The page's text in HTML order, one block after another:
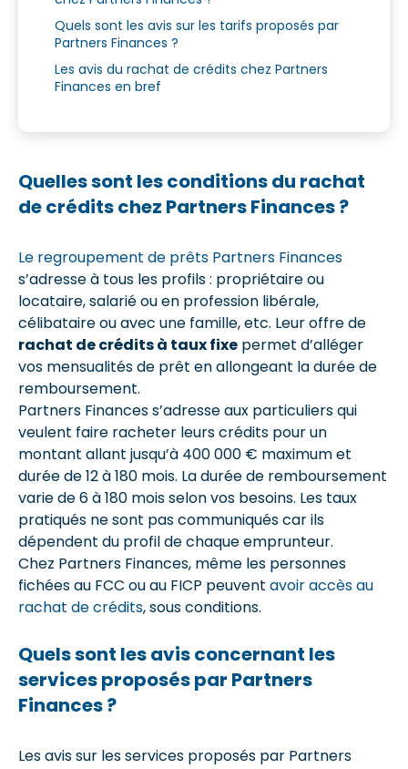
Quels sont les avis sur les tarifs proposés par
Partners Finances ?
Les avis du rachat de crédits chez Partners
Finances en bref
Quelles sont les conditions du rachat
de crédits chez Partners Finances ?
Le regroupement de prêts Partners Finances
s’adresse à tous les profils : propriétaire ou
locataire, salarié ou en profession libérale,
célibataire ou avec une famille, etc. Leur offre de
rachat de crédits à taux fixe permet d’alléger
vos mensualités de prêt en allongeant la durée de
remboursement.
Partners Finances s’adresse aux particuliers qui
veulent faire racheter leurs crédits pour un
montant allant jusqu’à 400 000 € maximum et
durée de 12 à 180 mois. La durée de remboursement
varie de 6 à 180 mois selon vos besoins. Les taux
pratiqués ne sont pas communiqués car ils
dépendent du profil de chaque emprunteur.
Chez Partners Finances, même les personnes
fichées au FCC ou au FICP peuvent avoir accès au
rachat de crédits, sous conditions.
Quels sont les avis concernant les
services proposés par Partners
Finances ?
Les avis sur les services proposés par Partners